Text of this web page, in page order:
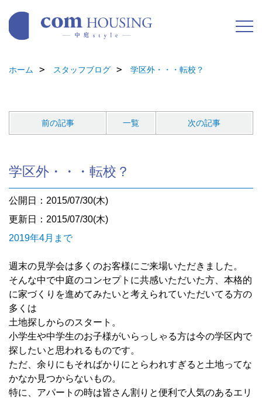
ホーム スタッフブログ 学区外・・・転校？
前の記事 一覧 次の記事
学区外・・・転校？
公開日：2015/07/30(木)
更新日：2015/07/30(木)
2019年4月まで
週末の見学会は多くのお客様にご来場いただきました。
そんな中で中庭のコンセプトに共感いただいた方、本格的
に家づくりを進めてみたいと考えられていただいてる方の
多くは
土地探しからのスタート。
小学生や中学生のお子様がいらっしゃる方は今の学区内で
探したいと思われるものです。
ただ、余りにもそればかりにとらわれすぎると土地ってな
かなか見つからないもの。
特に、アパートの時は皆さん割りと便利で人気のあるエリ